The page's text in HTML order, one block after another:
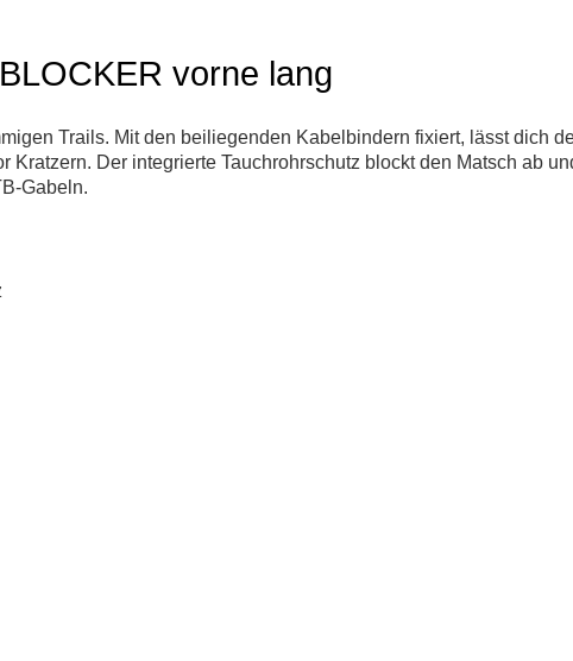
vorne lang
Trails. Mit den beiliegenden Kabelbindern fixiert, lässt dich
Der integrierte Tauchrohrschutz blockt den Matsch ab
Gabeln.